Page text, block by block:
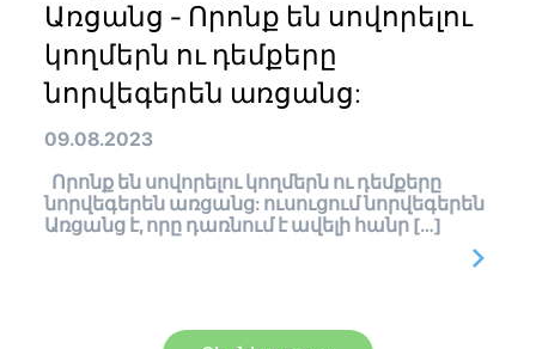
Առցանց - Որոնք են սովորելու
կողմերն ու դեմքերը
նորվեգերեն առցանց:
09.08.2023
Որոնք են սովորելու կողմերն ու դեմքերը
նորվեգերեն առցանց: ուսուցում նորվեգերեն
Առցանց է, որը դառնում է ավելի հանր […]